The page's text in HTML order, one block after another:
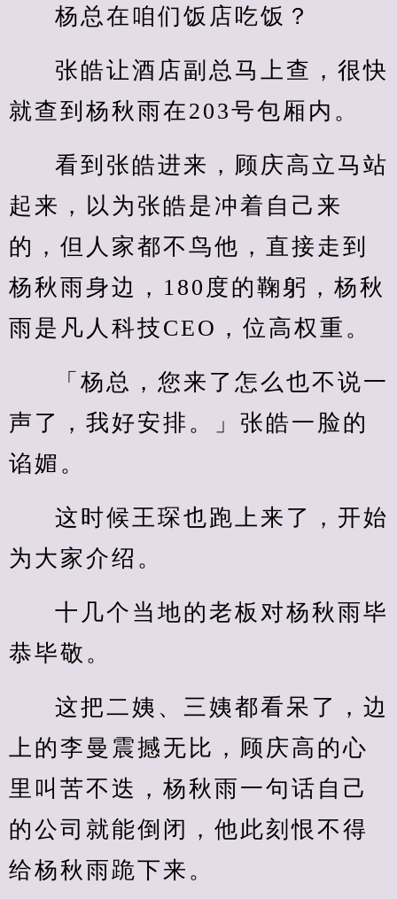
杨总在咱们饭店吃饭？
张皓让酒店副总马上查，很快
就查到杨秋雨在203号包厢内。
看到张皓进来，顾庆高立马站
起来，以为张皓是冲着自己来
的，但人家都不鸟他，直接走到
杨秋雨身边，180度的鞠躬，杨秋
雨是凡人科技CEO，位高权重。
「杨总，您来了怎么也不说一
声了，我好安排。」张皓一脸的
谄媚。
这时候王琛也跑上来了，开始
为大家介绍。
十几个当地的老板对杨秋雨毕
恭毕敬。
这把二姨、三姨都看呆了，边
上的李曼震撼无比，顾庆高的心
里叫苦不迭，杨秋雨一句话自己
的公司就能倒闭，他此刻恨不得
给杨秋雨跪下来。